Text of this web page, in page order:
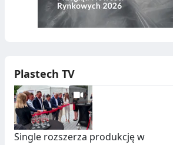
Plastech TV
Single rozszerza produkcję w